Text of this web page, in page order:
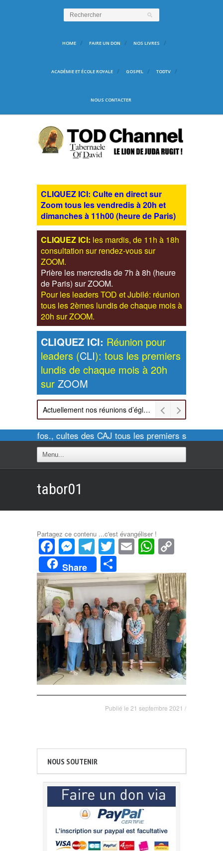
HOME FAIRE UN DON NOS LIVRES
ACADÉMIE ET ÉCOLE ROYALE GOSPEL TODTV
NOUS CONTACTER
CLIQUEZ ICI: Culte en direct sur
Zoom tous les vendredis à 20h et
dimanches à 11h00 (heure de Paris)
CLIQUEZ ICI: les mardis, de 11h à 18h
consultation sur rendez-vous sur
ZOOM.
Prière les mercredis de 7h à 8h (heure
de Paris) sur ZOOM.
Pour les leaders TOD et Jubilé: réunion
tous les 2èmes lundis de chaque mois à
20h sur ZOOM.
CLIQUEZ ICI: Réunion pour
leaders (CLI): tous les premiers
lundis de chaque mois à 20h
sur ZOOM
Actuellement nos réunions d’église sont retransmises sur ZOOM les dimanches à 11h et vendredis à 20h00
Pour infos., cultes des CAJ tous les premiers samedis
tabor01
Partagez ce contenu ...c'est évangéliser !
Facebook
Messenger
Telegram
Twitter
Email
Share
Publié le 21 septembre 2021 /
NOUS SOUTENIR